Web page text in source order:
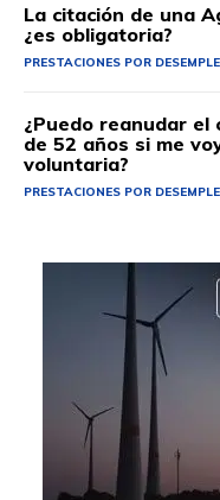
La citación de una
¿es obligatoria?
PRESTACIONES POR
¿Puedo reanudar el
de 52 años si me
voluntaria?
PRESTACIONES POR